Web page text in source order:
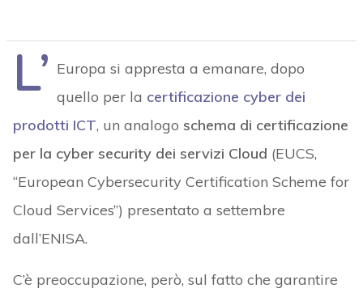
L’ Europa si appresta a emanare, dopo
quello per la certificazione cyber dei
prodotti ICT, un analogo schema di certificazione
per la cyber security dei servizi Cloud (EUCS,
“European Cybersecurity Certification Scheme for
Cloud Services”) presentato a settembre
dall’ENISA.
C’è preoccupazione, però, sul fatto che garantire